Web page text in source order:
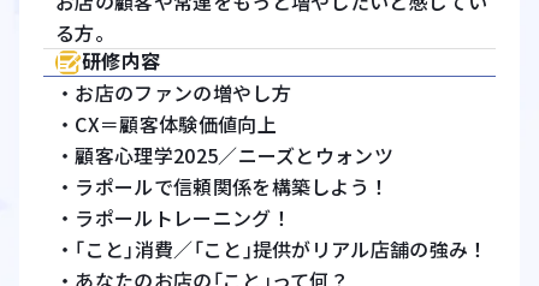
る方。
研修内容
・お店のファンの増やし方
・CX＝顧客体験価値向上
・顧客心理学2025／ニーズとウォンツ
・ラポールで信頼関係を構築しよう！
・ラポールトレーニング！
・｢こと｣消費／｢こと｣提供がリアル店舗の強み！
・あなたのお店の｢こと｣って何？